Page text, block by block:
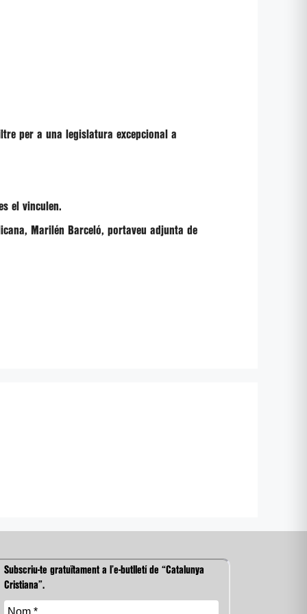
per a una legislatura excepcional a
el vinculen.
Marilén Barceló, portaveu adjunta de
Subscriu-te gratuïtament a l’e-butlletí de “Catalunya
Cristiana”.